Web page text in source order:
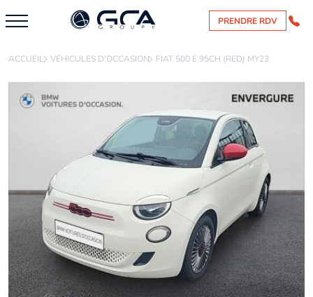
PRENDRE RDV
ACCUEIL VÉHICULES D'OCCASION FIAT 500 E 95CH (RED) MY23